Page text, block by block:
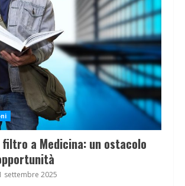
a Medicina: un ostacolo
settembre 2025